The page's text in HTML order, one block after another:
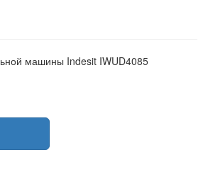
машины Indesit IWUD4085